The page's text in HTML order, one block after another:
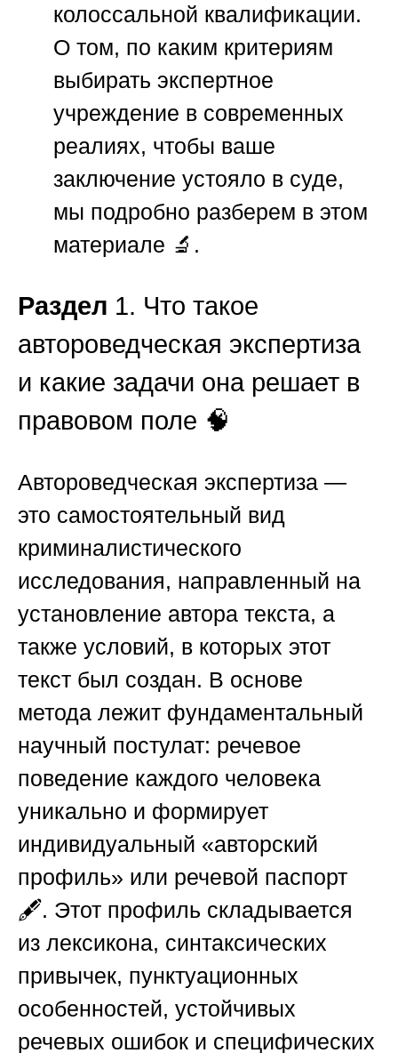
колоссальной квалификации.
О том, по каким критериям
выбирать экспертное
учреждение в современных
реалиях, чтобы ваше
заключение устояло в суде,
мы подробно разберем в этом
материале 🔬.
Раздел 1. Что такое
автороведческая экспертиза
и какие задачи она решает в
правовом поле 🧠
Автороведческая экспертиза —
это самостоятельный вид
криминалистического
исследования, направленный на
установление автора текста, а
также условий, в которых этот
текст был создан. В основе
метода лежит фундаментальный
научный постулат: речевое
поведение каждого человека
уникально и формирует
индивидуальный «авторский
профиль» или речевой паспорт
🖋️. Этот профиль складывается
из лексикона, синтаксических
привычек, пунктуационных
особенностей, устойчивых
речевых ошибок и специфических